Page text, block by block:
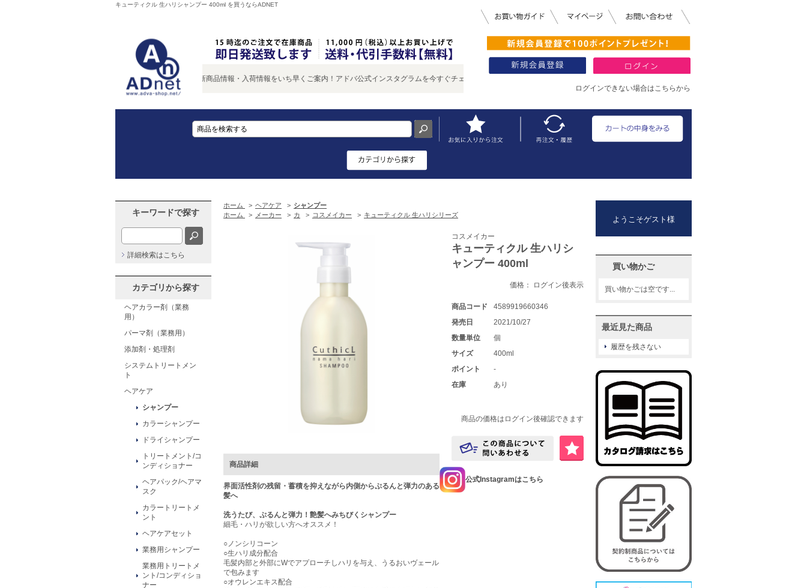
キューティクル 生ハリシャンプー 400ml を買うならADNET
新商品情報・入荷情報をいち早くご案内！アドバ公式インスタグラムを今すぐチェック♪
ログインできない場合はこちらから
ホーム > ヘアケア > シャンプー
ホーム
> メーカー > カ > コスメイカー > キューティクル 生ハリシリーズ
商品詳細
界面活性剤の残留・蓄積を抑えながら内側からぷるんと弾力のある
髪へ
洗うたび、ぷるんと弾力！艶髪へみちびくシャンプー
細毛・ハリが欲しい方へオススメ！
○ノンシリコーン
○生ハリ成分配合
毛髪内部と外部にWでアプローチしハリを与え、うるおいヴェール
で包みます
○オウレンエキス配合
コスメイカー
キューティクル 生ハリシ
ャンプー 400ml
価格： ログイン後表示
商品コード
4589919660346
発売日
2021/10/27
数量単位
個
サイズ
400ml
ポイント
-
在庫
あり
商品の価格はログイン後確認できます
公式Instagramはこちら
キーワードで探す
詳細検索はこちら
カテゴリから探す
ヘアカラー剤（業務
用）
パーマ剤（業務用）
添加剤・処理剤
システムトリートメン
ト
ヘアケア
シャンプー
カラーシャンプー
ドライシャンプー
トリートメント/コ
ンディショナー
ヘアパック/ヘアマ
スク
カラートリートメ
ント
ヘアケアセット
業務用シャンプー
業務用トリートメ
ント/コンディショ
ナー
ようこそゲスト様
買い物かご
買い物かごは空です...
最近見た商品
履歴を残さない